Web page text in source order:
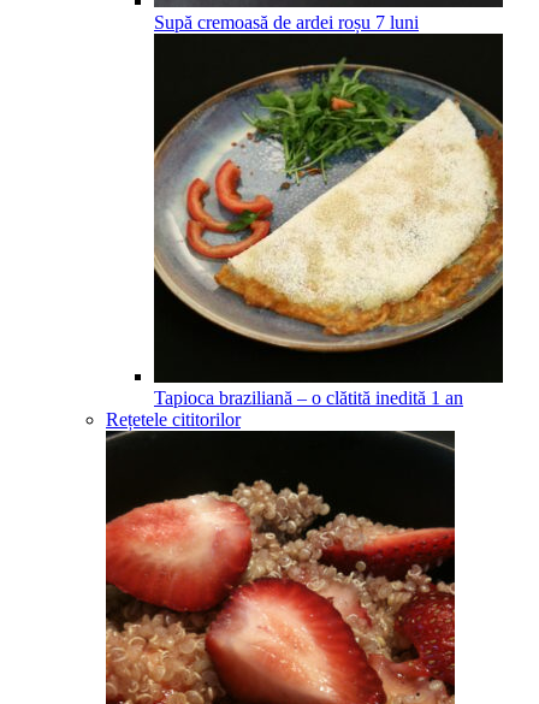
Supă cremoasă de ardei roșu 7 luni
Tapioca braziliană – o clătită inedită 1 an
Rețetele cititorilor